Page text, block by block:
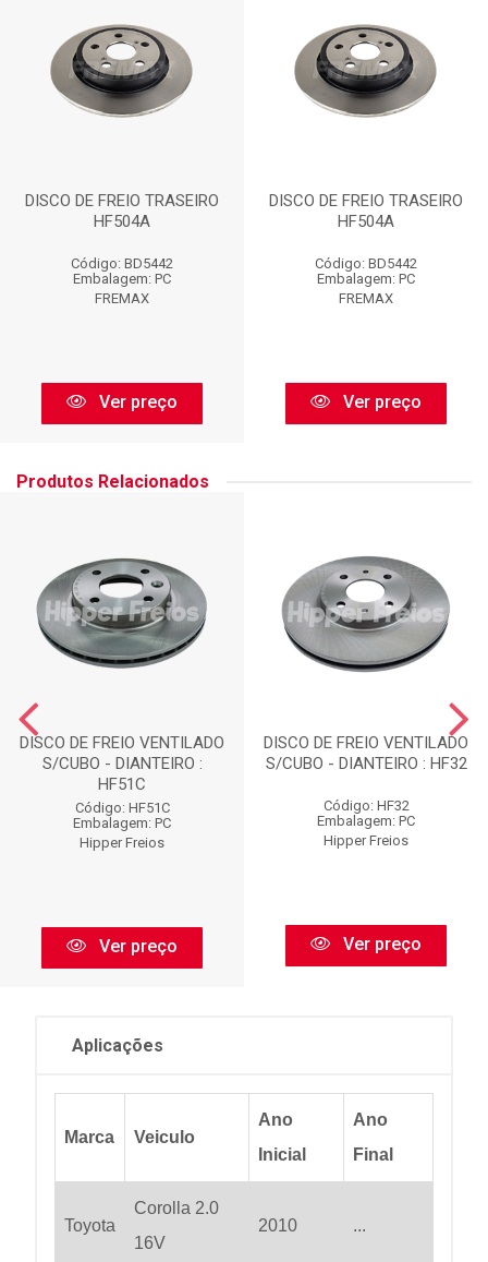
DISCO DE FREIO TRASEIRO
HF504A
Código: BD5442
Embalagem: PC
FREMAX
Ver preço
DISCO DE FREIO TRASEIRO
HF504A
Código: BD5442
Embalagem: PC
FREMAX
Ver preço
Produtos Relacionados
DISCO DE FREIO VENTILADO
S/CUBO - DIANTEIRO :
HF51C
Código: HF51C
Embalagem: PC
Hipper Freios
Ver preço
DISCO DE FREIO VENTILADO
S/CUBO - DIANTEIRO : HF32
Código: HF32
Embalagem: PC
Hipper Freios
Ver preço
Aplicações
Marca Veiculo
Ano
Inicial
Ano
Final
Toyota
Corolla 2.0
16V
2010 ...